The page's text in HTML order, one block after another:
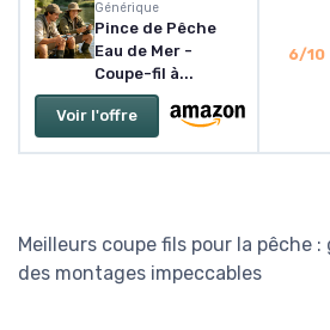
Générique
Pince de Pêche
Eau de Mer -
Coupe-fil à...
Voir l'offre
6/10
Meilleurs coupe fils pour la pêche
des montages impeccables